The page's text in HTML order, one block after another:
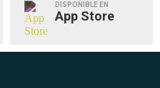
DISPONIBLE EN
App Store